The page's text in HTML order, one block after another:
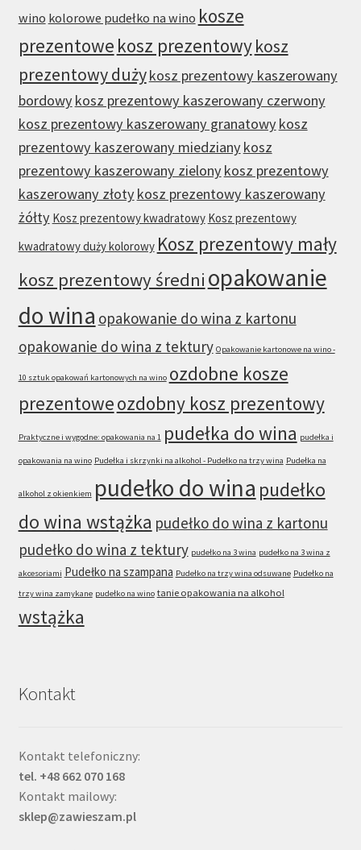
wino kolorowe pudełko na wino kosze
prezentowe kosz prezentowykosz
prezentowy dużykosz prezentowy kaszerowany
bordowykosz prezentowy kaszerowany czerwony
kosz prezentowy kaszerowany granatowykosz
prezentowy kaszerowany miedzianykosz
prezentowy kaszerowany zielonykosz prezentowy
kaszerowany złotykosz prezentowy kaszerowany
żółty Kosz prezentowy kwadratowy Kosz prezentowy
kwadratowy duży kolorowy Kosz prezentowy mały
kosz prezentowy średni opakowanie
do wina opakowanie do wina z kartonu
opakowanie do wina z tektury Opakowanie kartonowe na wino -
10 sztuk opakowań kartonowych na wino ozdobne kosze
prezentoweozdobny kosz prezentowy
Praktyczne i wygodne: opakowania na 1 pudełka do wina pudełka i
opakowania na wino Pudełka i skrzynki na alkohol - Pudełko na trzy wina Pudełka na
alkohol z okienkiem pudełko do wina pudełko
do wina wstążka pudełko do wina z kartonu
pudełko do wina z tektury pudełko na 3 wina pudełko na 3 wina z
akcesoriami Pudełko na szampana Pudełko na trzy wina odsuwane Pudełko na
trzy wina zamykane pudełko na wino tanie opakowania na alkohol
wstążka
Kontakt
Kontakt telefoniczny:
tel. +48 662 070 168
Kontakt mailowy:
sklep@zawieszam.pl